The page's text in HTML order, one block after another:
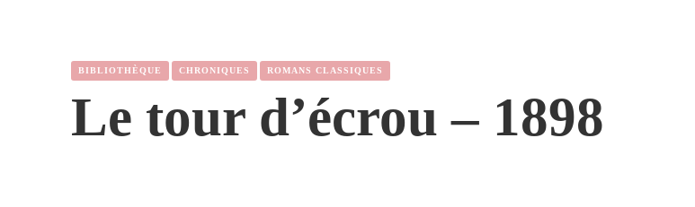
BIBLIOTHÈQUE CHRONIQUES ROMANS CLASSIQUES
Le tour d’écrou – 1898